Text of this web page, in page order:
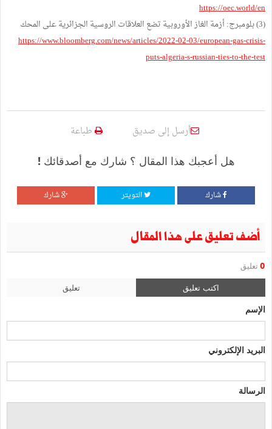
https://oec.world/en
(3) بلومبرج: أزمة الغاز الأوروبية تضع العلاقات الروسية الجزائرية على المحك
https://www.bloomberg.com/news/articles/2022-02-03/european-gas-crisis-
puts-algeria-s-russian-ties-to-the-test
أرسل إلى صديق طباعة
هل أعجبك هذا المقال ؟ شارك مع أصدقائك !
شارك التويتر شارك
أضف تعليق على هذا المقال
0 تعليق
اكتب تعليق تعليق
الإسم
البريد الإلكتروني
الرسالة